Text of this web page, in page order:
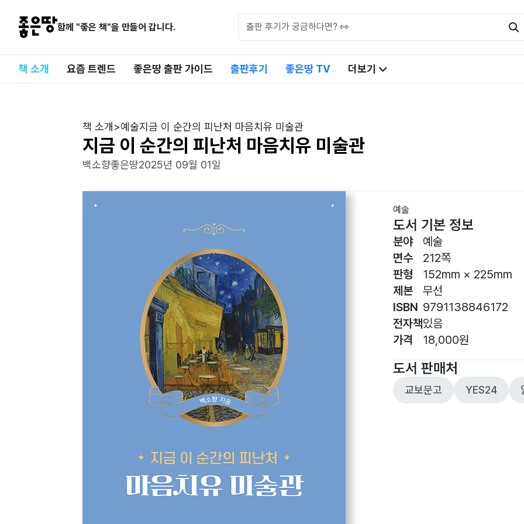
함께 "좋은 책"을 만들어 갑니다.
책 소개 요즘 트렌드 좋은땅 출판 가이드 출판후기 좋은땅 TV 더보기
책 소개 >예술지금 이 순간의 피난처 마음치유 미술관
지금 이 순간의 피난처 마음치유 미술관
백소향좋은땅2025년 09월 01일
예술
도서 기본 정보
분야
면수
판형
제본
ISBN
전자책
가격
예술
212쪽
152mm × 225mm
무선
9791138846172
있음
18,000원
도서 판매처
교보문고 YES24